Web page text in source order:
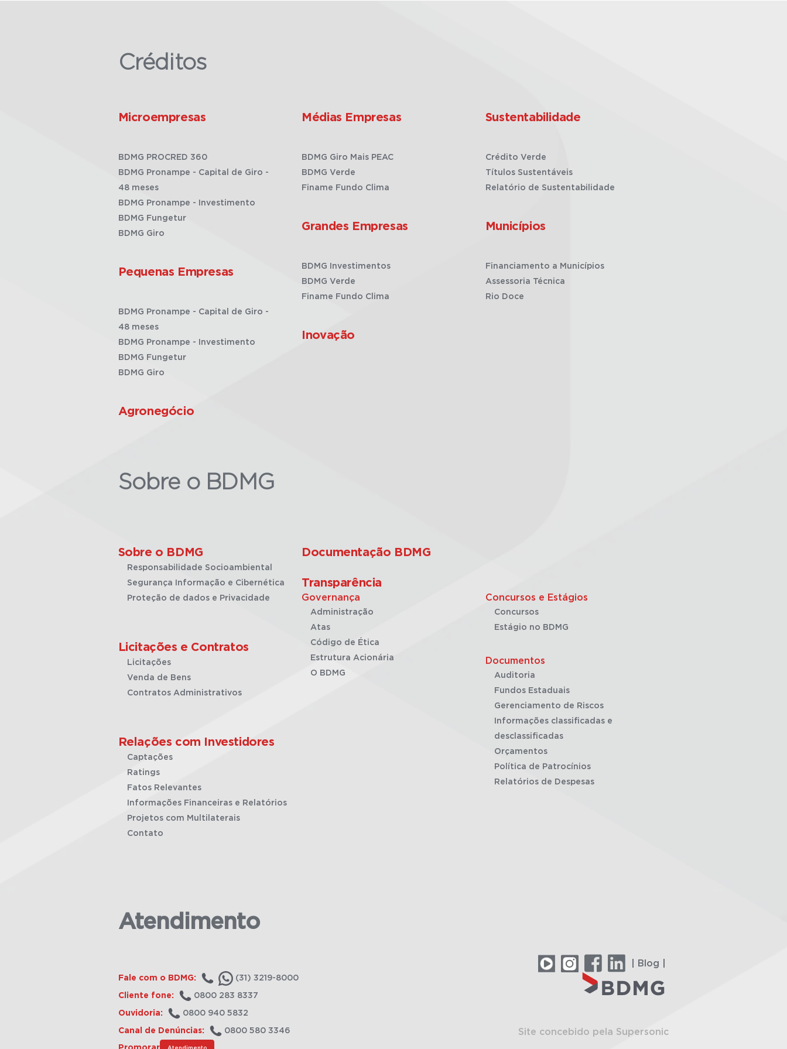
Créditos
Microempresas
BDMG PROCRED 360
BDMG Pronampe - Capital de Giro -
48 meses
BDMG Pronampe - Investimento
BDMG Fungetur
BDMG Giro
Pequenas Empresas
BDMG Pronampe - Capital de Giro -
48 meses
BDMG Pronampe - Investimento
BDMG Fungetur
BDMG Giro
Agronegócio
Médias Empresas
BDMG Giro Mais PEAC
BDMG Verde
Finame Fundo Clima
Grandes Empresas
BDMG Investimentos
BDMG Verde
Finame Fundo Clima
Inovação
Sustentabilidade
Crédito Verde
Títulos Sustentáveis
Relatório de Sustentabilidade
Municípios
Financiamento a Municípios
Assessoria Técnica
Rio Doce
Sobre o BDMG
Sobre o BDMG
Responsabilidade Socioambiental
Segurança Informação e Cibernética
Proteção de dados e Privacidade
Licitações e Contratos
Licitações
Venda de Bens
Contratos Administrativos
Relações com Investidores
Captações
Ratings
Fatos Relevantes
Informações Financeiras e Relatórios
Projetos com Multilaterais
Contato
Documentação BDMG
Transparência
Governança
Administração
Atas
Código de Ética
Estrutura Acionária
O BDMG
Concursos e Estágios
Concursos
Estágio no BDMG
Documentos
Auditoria
Fundos Estaduais
Gerenciamento de Riscos
Informações classificadas e
desclassificadas
Orçamentos
Política de Patrocínios
Relatórios de Despesas
Atendimento
Fale com o BDMG: (31) 3219-8000
Cliente fone: 0800 283 8337
Ouvidoria: 0800 940 5832
Canal de Denúncias: 0800 580 3346
Atendimento
| Blog |
Site concebido pela Supersonic